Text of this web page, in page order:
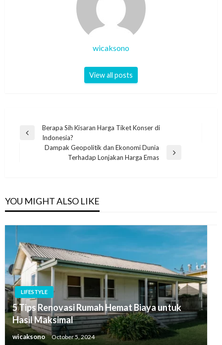
wicaksono
View all posts
Post
navigation
Previous
Berapa Sih Kisaran Harga Tiket Konser di
Indonesia?
Dampak Geopolitik dan Ekonomi Dunia
Terhadap Lonjakan Harga Emas
YOU MIGHT ALSO LIKE
LIFESTYLE
5 Tips Renovasi Rumah Hemat Biaya untuk
Hasil Maksimal
wicaksono October 5, 2024